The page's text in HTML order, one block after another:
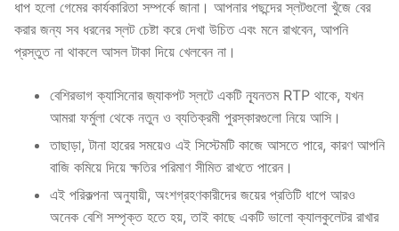
ধাপ হলো গেমের কার্যকারিতা সম্পর্কে জানা। আপনার পছন্দের স্লটগুলো খুঁজে বের
করার জন্য সব ধরনের স্লট চেষ্টা করে দেখা উচিত এবং মনে রাখবেন, আপনি
প্রস্তুত না থাকলে আসল টাকা দিয়ে খেলবেন না।
বেশিরভাগ ক্যাসিনোর জ্যাকপট স্লটে একটি ন্যূনতম RTP থাকে, যখন
আমরা ফর্মুলা থেকে নতুন ও ব্যতিক্রমী পুরস্কারগুলো নিয়ে আসি।
তাছাড়া, টানা হারের সময়েও এই সিস্টেমটি কাজে আসতে পারে, কারণ আপনি
বাজি কমিয়ে দিয়ে ক্ষতির পরিমাণ সীমিত রাখতে পারেন।
এই পরিকল্পনা অনুযায়ী, অংশগ্রহণকারীদের জয়ের প্রতিটি ধাপে আরও
অনেক বেশি সম্পৃক্ত হতে হয়, তাই কাছে একটি ভালো ক্যালকুলেটর রাখার